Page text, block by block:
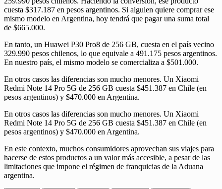
cuesta $317.187 en pesos argentinos. Si alguien quiere comprar ese
mismo modelo en Argentina, hoy tendrá que pagar una suma total
de $665.000.
En tanto, un Huawei P30 Pro8 de 256 GB, cuesta en el país vecino
329.990 pesos chilenos, lo que equivale a 491.175 pesos argentinos.
En nuestro país, el mismo modelo se comercializa a $501.000.
En otros casos las diferencias son mucho menores. Un Xiaomi
Redmi Note 14 Pro 5G de 256 GB cuesta $451.387 en Chile (en
pesos argentinos) y $470.000 en Argentina.
En otros casos las diferencias son mucho menores. Un Xiaomi
Redmi Note 14 Pro 5G de 256 GB cuesta $451.387 en Chile (en
pesos argentinos) y $470.000 en Argentina.
En este contexto, muchos consumidores aprovechan sus viajes para
hacerse de estos productos a un valor más accesible, a pesar de las
limitaciones que impone el régimen de franquicias de la Aduana
argentina.